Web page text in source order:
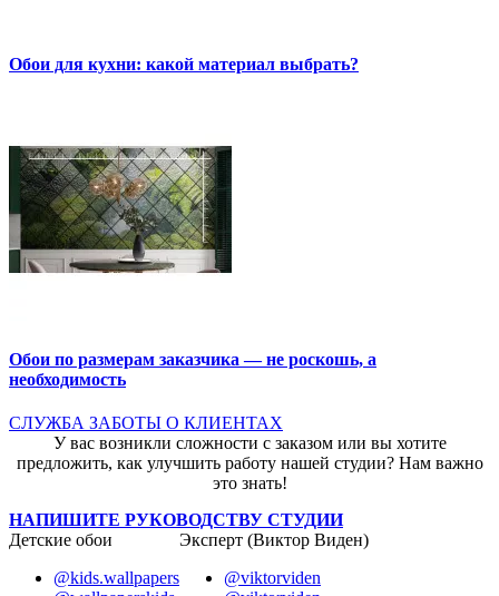
Обои для кухни: какой материал выбрать?
Обои по размерам заказчика — не роскошь, а
необходимость
СЛУЖБА ЗАБОТЫ О КЛИЕНТАХ
У вас возникли сложности с заказом или вы хотите
предложить, как улучшить работу нашей студии? Нам важно
это знать!
НАПИШИТЕ РУКОВОДСТВУ СТУДИИ
Детские обои
@kids.wallpapers
Эксперт (Виктор Виден)
@viktorviden